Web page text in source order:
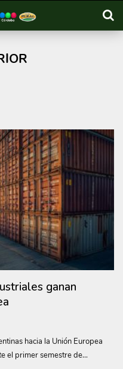
ganan
hacia la Unión Europea
el primer semestre de...